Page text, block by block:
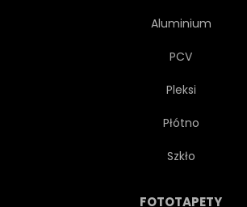
Aluminium
PCV
Pleksi
Płótno
Szkło
FOTOTAPETY